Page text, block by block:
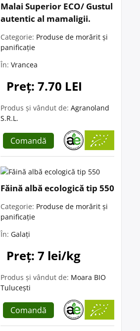
Malai Superior ECO/ Gustul
autentic al mamaligii.
Categorie: Produse de morărit și
panificație
În: Vrancea
Preț: 7.70 LEI
Produs și vândut de: Agranoland
S.R.L.
Comandă
Făină albă ecologică tip 550
Categorie: Produse de morărit și
panificație
În: Galați
Preț: 7 lei/kg
Produs și vândut de: Moara BIO
Tulucești
Comandă